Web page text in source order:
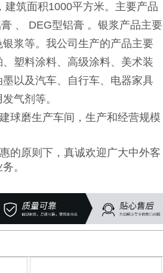
建筑面积1000平方米。主要产品
、 DEG型铝膏 。银浆产品主要
浆等。我公司生产的产品主要
塑料涂料、高级涂料、美术装
以及汽车、自行车、电器家具
气剂等。
球磨生产车间，生产和经营规模
的原则下，真诚欢迎广大中外客
。